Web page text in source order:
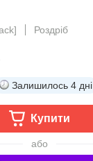
Роздріб
Залишилось 4 дні
Купити
або